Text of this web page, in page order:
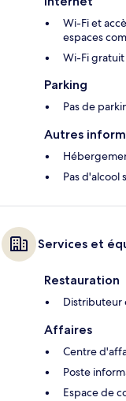
Wi-Fi et
espaces
Wi-Fi gratuit
Parking
Pas de
Autres
Pas d'alcool
Services et
Restauration
Distributeur
Affaires
Centre
Poste
Espace de